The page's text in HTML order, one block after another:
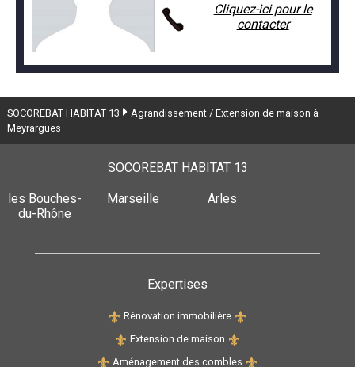
Cliquez-ici pour le
contacter
SOCOREBAT HABITAT 13
Agrandissement / Extension de maison à
Meyrargues
SOCOREBAT HABITAT 13
les Bouches-
du-Rhône
Marseille Arles
Expertises
Rénovation immobilière
Extension de maison
Aménagement des combles